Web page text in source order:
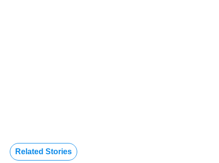
Related Stories